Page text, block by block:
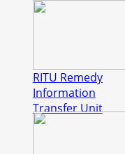
RITU Remedy
Information
Transfer Unit